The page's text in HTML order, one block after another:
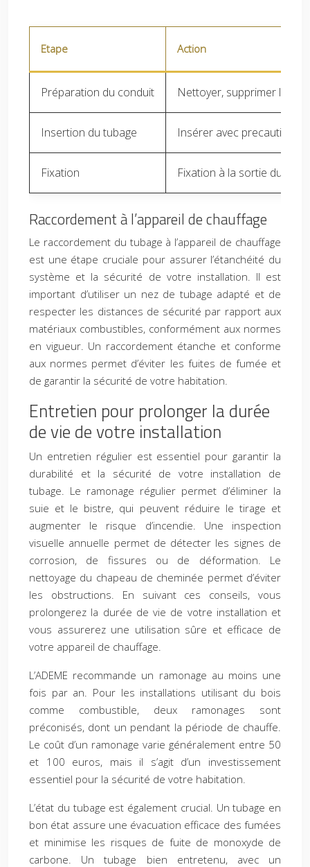
Etape Action
Préparation du conduit Nettoyer, supprimer les
Insertion du tubage Insérer avec precaution,
Fixation Fixation à la sortie du
Raccordement à l’appareil de chauffage
Le raccordement du tubage à l’appareil de chauffage
est une étape cruciale pour assurer l’étanchéité du
système et la sécurité de votre installation. Il est
important d’utiliser un nez de tubage adapté et de
respecter les distances de sécurité par rapport aux
matériaux combustibles, conformément aux normes
en vigueur. Un raccordement étanche et conforme
aux normes permet d’éviter les fuites de fumée et
de garantir la sécurité de votre habitation.
Entretien pour prolonger la durée
de vie de votre installation
Un entretien régulier est essentiel pour garantir la
durabilité et la sécurité de votre installation de
tubage. Le ramonage régulier permet d’éliminer la
suie et le bistre, qui peuvent réduire le tirage et
augmenter le risque d’incendie. Une inspection
visuelle annuelle permet de détecter les signes de
corrosion, de fissures ou de déformation. Le
nettoyage du chapeau de cheminée permet d’éviter
les obstructions. En suivant ces conseils, vous
prolongerez la durée de vie de votre installation et
vous assurerez une utilisation sûre et efficace de
votre appareil de chauffage.
L’ADEME recommande un ramonage au moins une
fois par an. Pour les installations utilisant du bois
comme combustible, deux ramonages sont
préconisés, dont un pendant la période de chauffe.
Le coût d’un ramonage varie généralement entre 50
et 100 euros, mais il s’agit d’un investissement
essentiel pour la sécurité de votre habitation.
L’état du tubage est également crucial. Un tubage en
bon état assure une évacuation efficace des fumées
et minimise les risques de fuite de monoxyde de
carbone. Un tubage bien entretenu, avec un